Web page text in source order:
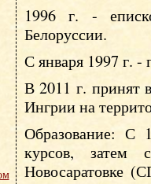
1996 г. -
Белоруссии.
С января 1997 г.
В 2011 г. принят
Ингрии на
Образование: С
курсов, затем
Новосаратовке